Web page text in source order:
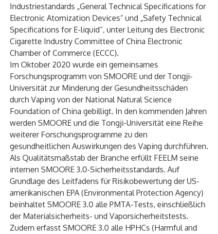
Industriestandards „General Technical Specifications for
Electronic Atomization Devices“ und „Safety Technical
Specifications for E-liquid“, unter Leitung des Electronic
Cigarette Industry Committee of China Electronic
Chamber of Commerce (ECCC).
Im Oktober 2020 wurde ein gemeinsames
Forschungsprogramm von SMOORE und der Tongji-
Universität zur Minderung der Gesundheitsschäden
durch Vaping von der National Natural Science
Foundation of China gebilligt. In den kommenden Jahren
werden SMOORE und die Tongji-Universität eine Reihe
weiterer Forschungsprogramme zu den
gesundheitlichen Auswirkungen des Vaping durchführen.
Als Qualitätsmaßstab der Branche erfüllt FEELM seine
internen SMOORE 3.0-Sicherheitsstandards. Auf
Grundlage des Leitfadens für Risikobewertung der US-
amerikanischen EPA (Environmental Protection Agency)
beinhaltet SMOORE 3.0 alle PMTA-Tests, einschließlich
der Materialsicherheits- und Vaporsicherheitstests.
Zudem erfasst SMOORE 3.0 alle HPHCs (Harmful and